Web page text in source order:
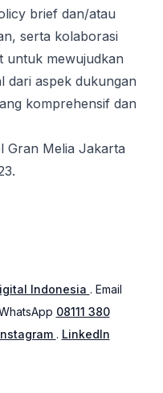
brief dan/atau
serta kolaborasi
untuk mewujudkan
dari aspek dukungan
komprehensif dan
Gran Melia Jakarta
Indonesia . Email
08111 380
. LinkedIn
mode